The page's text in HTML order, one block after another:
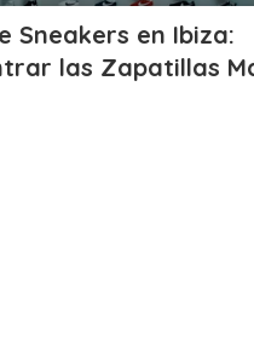
Sneakers en Ibiza:
las Zapatillas